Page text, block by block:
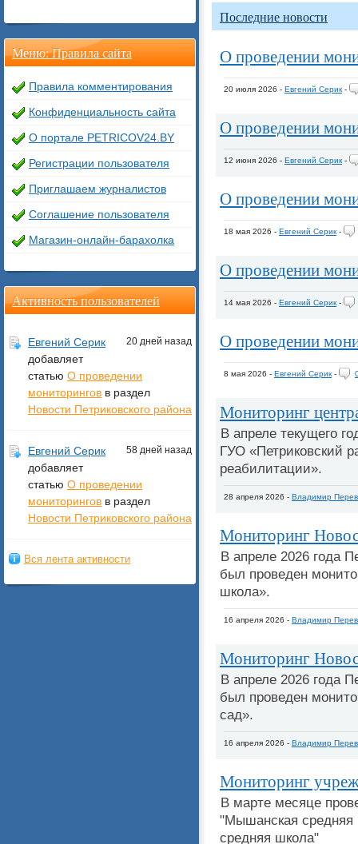
Последние новости
О проведении
20 июля 2026 - Евгений Серик -
О проведении
12 июня 2026 - Евгений Серик -
О проведении
18 мая 2026 - Евгений Серик -
О проведении
14 мая 2026 - Евгений Серик -
О проведении
8 мая 2026 - Евгений Серик -
Мониторинг
В апреле текущего
ГУО «Петриковский
реабилитации».
28 апреля 2026 - Владимир
Мониторинг
В апреле 2026 года
был проведен
школа».
16 апреля 2026 - Владимир
Мониторинг
В апреле 2026 года
был проведен
сад».
16 апреля 2026 - Владимир
Мониторинг
В марте месяце
"Мышанская средняя
средняя школа"
Меню: Правила сайта
Правила комментирования
Конфиденциальность сайта
О портале PETRICOV24.BY
Регистрации пользователя
Приглашаем журналистов
Соглашение пользователя
Магазин-онлайн-барахолка
Активность пользователей
20 дней назад
Евгений Серик
добавляет
статью О проведении
мониторингов в раздел
Новости Петриковского района
58 дней назад
Евгений Серик
добавляет
статью О проведении
мониторингов в раздел
Новости Петриковского района
Вся лента активности